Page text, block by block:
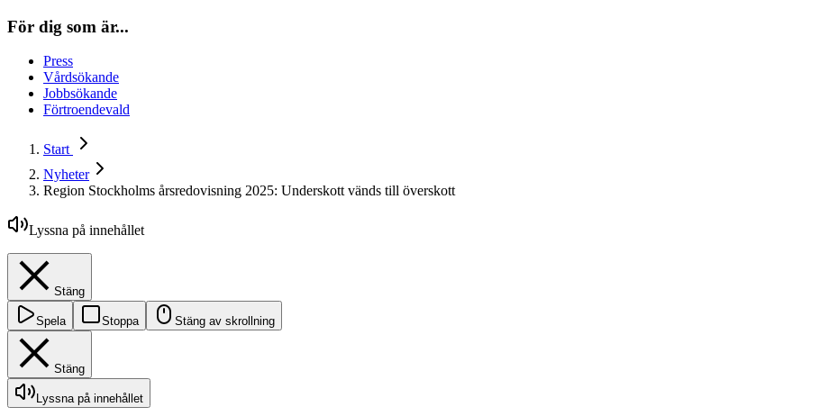
För dig som är...
Press
Vårdsökande
Jobbsökande
Förtroendevald
Start
Nyheter
Region Stockholms årsredovisning 2025: Underskott vänds till överskott
Lyssna på innehållet
Stäng
Spela Stoppa Stäng av skrollning
Stäng
Lyssna på innehållet